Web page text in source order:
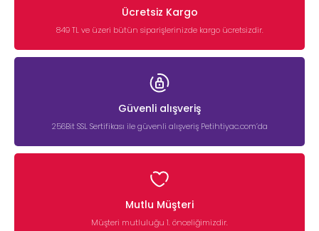
Ücretsiz Kargo
849 TL ve üzeri bütün siparişlerinizde kargo ücretsizdir.
Güvenli alışveriş
256Bit SSL Sertifikası ile güvenli alışveriş Petihtiyac.com’da
Mutlu Müşteri
Müşteri mutluluğu 1. önceliğimizdir.